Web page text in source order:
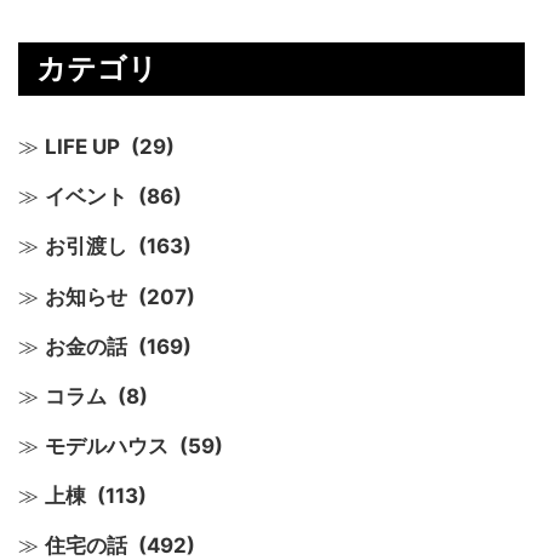
カテゴリ
LIFE UP (29)
イベント (86)
お引渡し (163)
お知らせ (207)
お金の話 (169)
コラム (8)
モデルハウス (59)
上棟 (113)
住宅の話 (492)